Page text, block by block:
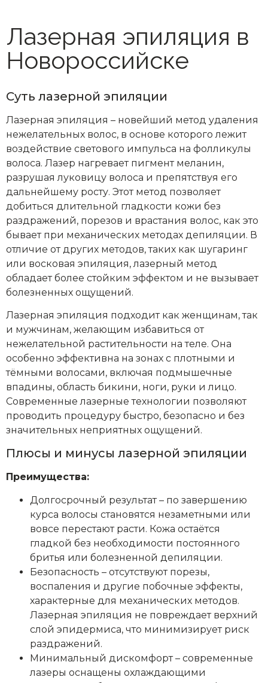
Лазерная эпиляция в
Новороссийске
Суть лазерной эпиляции
Лазерная эпиляция – новейший метод удаления
нежелательных волос, в основе которого лежит
воздействие светового импульса на фолликулы
волоса. Лазер нагревает пигмент меланин,
разрушая луковицу волоса и препятствуя его
дальнейшему росту. Этот метод позволяет
добиться длительной гладкости кожи без
раздражений, порезов и врастания волос, как это
бывает при механических методах депиляции. В
отличие от других методов, таких как шугаринг
или восковая эпиляция, лазерный метод
обладает более стойким эффектом и не вызывает
болезненных ощущений.
Лазерная эпиляция подходит как женщинам, так
и мужчинам, желающим избавиться от
нежелательной растительности на теле. Она
особенно эффективна на зонах с плотными и
тёмными волосами, включая подмышечные
впадины, область бикини, ноги, руки и лицо.
Современные лазерные технологии позволяют
проводить процедуру быстро, безопасно и без
значительных неприятных ощущений.
Плюсы и минусы лазерной эпиляции
Преимущества:
Долгосрочный результат – по завершению
курса волосы становятся незаметными или
вовсе перестают расти. Кожа остаётся
гладкой без необходимости постоянного
бритья или болезненной депиляции.
Безопасность – отсутствуют порезы,
воспаления и другие побочные эффекты,
характерные для механических методов.
Лазерная эпиляция не повреждает верхний
слой эпидермиса, что минимизирует риск
раздражений.
Минимальный дискомфорт – современные
лазеры оснащены охлаждающими